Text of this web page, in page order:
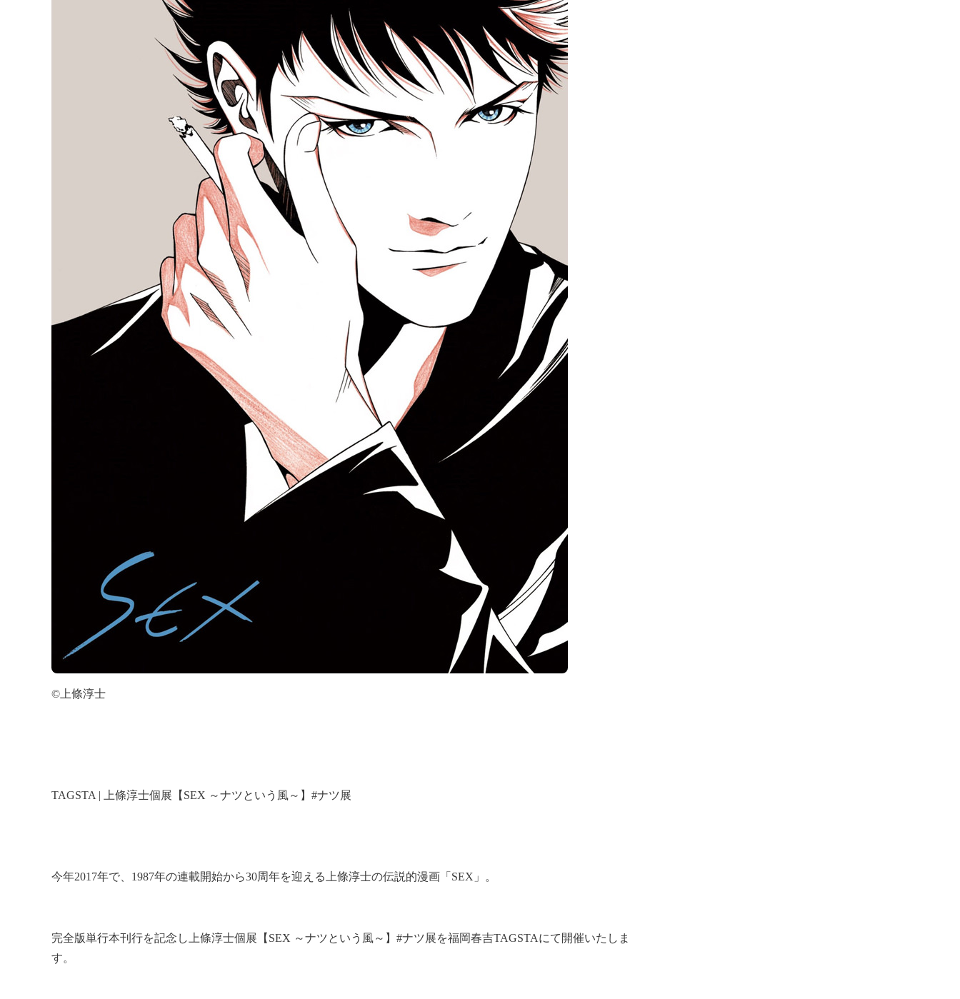
©上條淳士
TAGSTA | 上條淳士個展【SEX ～ナツという風～】#ナツ展
今年2017年で、1987年の連載開始から30周年を迎える上條淳士の伝説的漫画「SEX」。
完全版単行本刊行を記念し上條淳士個展【SEX ～ナツという風～】#ナツ展を福岡春吉TAGSTAにて開催いたしま
す。